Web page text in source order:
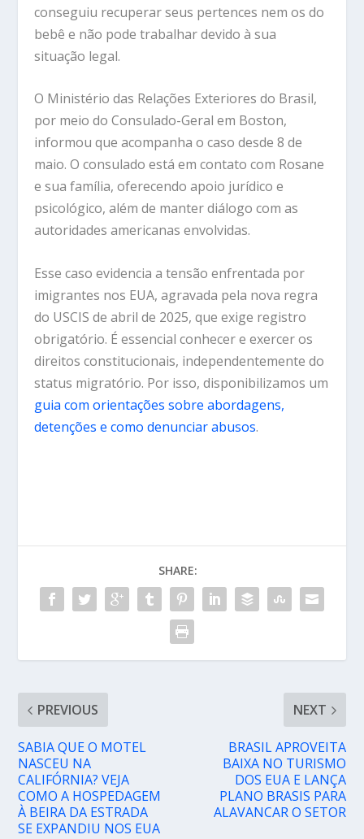
conseguiu recuperar seus pertences nem os do
bebê e não pode trabalhar devido à sua
situação legal.
O Ministério das Relações Exteriores do Brasil,
por meio do Consulado-Geral em Boston,
informou que acompanha o caso desde 8 de
maio. O consulado está em contato com Rosane
e sua família, oferecendo apoio jurídico e
psicológico, além de manter diálogo com as
autoridades americanas envolvidas.
Esse caso evidencia a tensão enfrentada por
imigrantes nos EUA, agravada pela nova regra
do USCIS de abril de 2025, que exige registro
obrigatório. É essencial conhecer e exercer os
direitos constitucionais, independentemente do
status migratório. Por isso, disponibilizamos um
guia com orientações sobre abordagens,
detenções e como denunciar abusos.
SHARE:
PREVIOUS
SABIA QUE O MOTEL
NASCEU NA
CALIFÓRNIA? VEJA
COMO A HOSPEDAGEM
À BEIRA DA ESTRADA
SE EXPANDIU NOS EUA
NEXT
BRASIL APROVEITA
BAIXA NO TURISMO
DOS EUA E LANÇA
PLANO BRASIS PARA
ALAVANCAR O SETOR